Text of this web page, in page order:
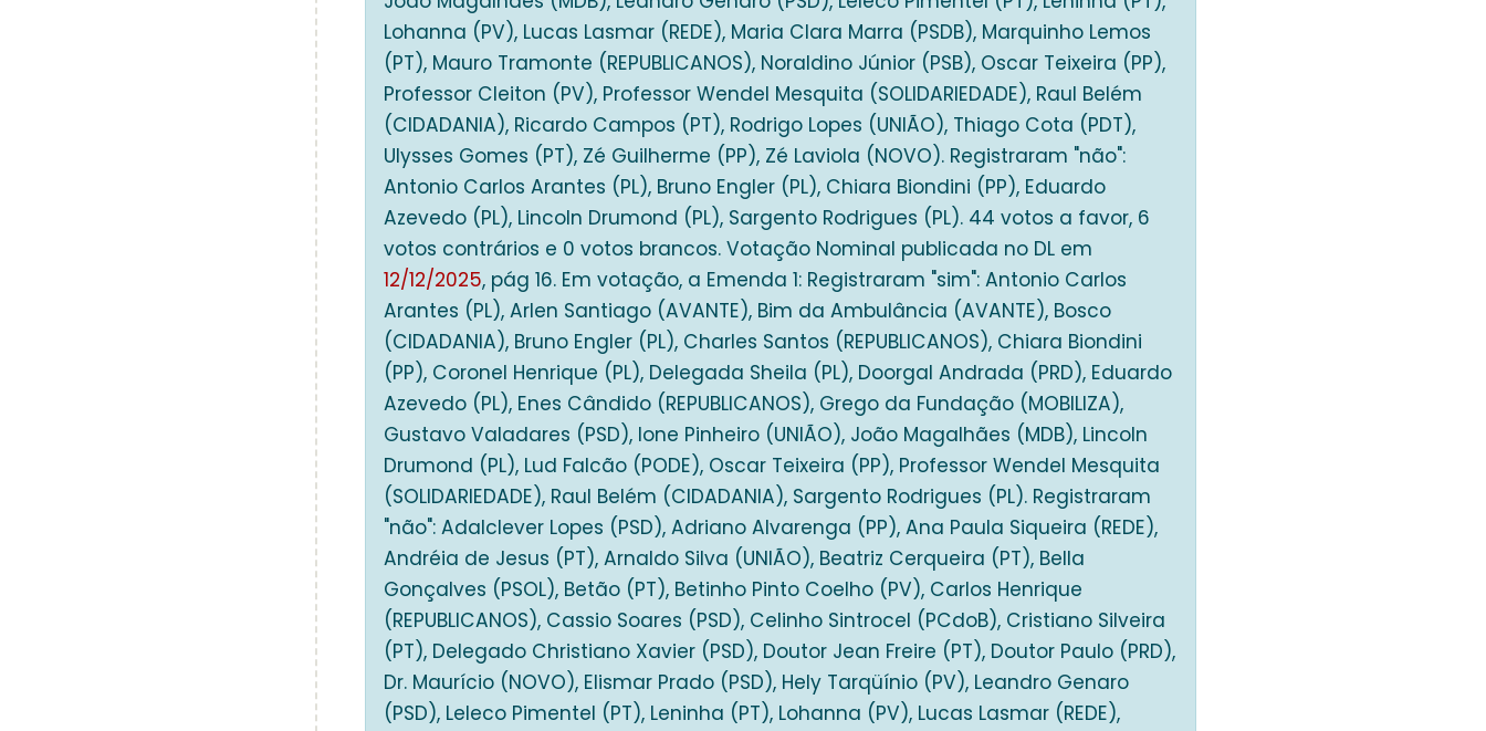
Lohanna (PV), Lucas Lasmar (REDE), Maria Clara Marra (PSDB), Marquinho Lemos
(PT), Mauro Tramonte (REPUBLICANOS), Noraldino Júnior (PSB), Oscar Teixeira (PP),
Professor Cleiton (PV), Professor Wendel Mesquita (SOLIDARIEDADE), Raul Belém
(CIDADANIA), Ricardo Campos (PT), Rodrigo Lopes (UNIÃO), Thiago Cota (PDT),
Ulysses Gomes (PT), Zé Guilherme (PP), Zé Laviola (NOVO). Registraram "não":
Antonio Carlos Arantes (PL), Bruno Engler (PL), Chiara Biondini (PP), Eduardo
Azevedo (PL), Lincoln Drumond (PL), Sargento Rodrigues (PL). 44 votos a favor, 6
votos contrários e 0 votos brancos. Votação Nominal publicada no DL em
12/12/2025, pág 16. Em votação, a Emenda 1: Registraram "sim": Antonio Carlos
Arantes (PL), Arlen Santiago (AVANTE), Bim da Ambulância (AVANTE), Bosco
(CIDADANIA), Bruno Engler (PL), Charles Santos (REPUBLICANOS), Chiara Biondini
(PP), Coronel Henrique (PL), Delegada Sheila (PL), Doorgal Andrada (PRD), Eduardo
Azevedo (PL), Enes Cândido (REPUBLICANOS), Grego da Fundação (MOBILIZA),
Gustavo Valadares (PSD), Ione Pinheiro (UNIÃO), João Magalhães (MDB), Lincoln
Drumond (PL), Lud Falcão (PODE), Oscar Teixeira (PP), Professor Wendel Mesquita
(SOLIDARIEDADE), Raul Belém (CIDADANIA), Sargento Rodrigues (PL). Registraram
"não": Adalclever Lopes (PSD), Adriano Alvarenga (PP), Ana Paula Siqueira (REDE),
Andréia de Jesus (PT), Arnaldo Silva (UNIÃO), Beatriz Cerqueira (PT), Bella
Gonçalves (PSOL), Betão (PT), Betinho Pinto Coelho (PV), Carlos Henrique
(REPUBLICANOS), Cassio Soares (PSD), Celinho Sintrocel (PCdoB), Cristiano Silveira
(PT), Delegado Christiano Xavier (PSD), Doutor Jean Freire (PT), Doutor Paulo (PRD),
Dr. Maurício (NOVO), Elismar Prado (PSD), Hely Tarqüínio (PV), Leandro Genaro
(PSD), Leleco Pimentel (PT), Leninha (PT), Lohanna (PV), Lucas Lasmar (REDE),